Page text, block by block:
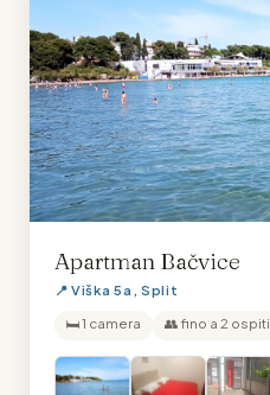
Apartman Bačvice
📍 Viška 5a, Split
🛏 1 camera 👥 fino a 2 ospiti